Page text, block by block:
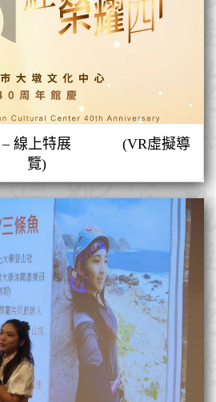
– 線上特展 (VR虛擬導
覽)